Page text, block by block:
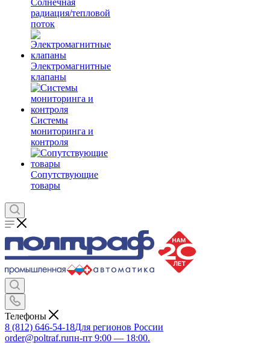
Солнечная
радиация/тепловой
поток
Электромагнитные
клапаны
Системы
мониторинга и
контроля
Сопутствующие
товары
Телефоны
8 (812) 646-54-18Для регионов России
order@poltraf.ruпн-пт 9:00 — 18:00.